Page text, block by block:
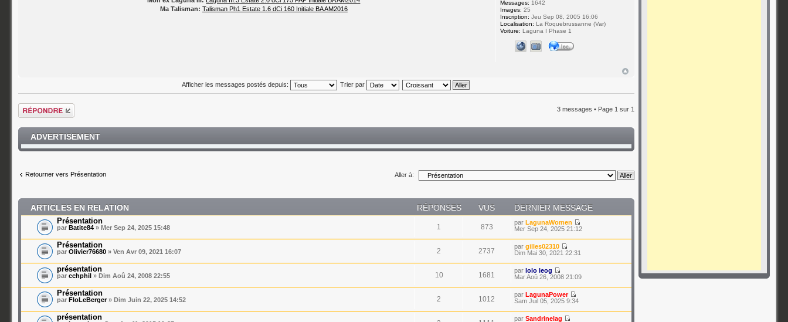
Ma Talisman: Talisman Ph1 Estate 1.6 dCi 160 Initiale BA AM2016
Messages: 1642
Images: 25
Inscription: Jeu Sep 08, 2005 16:06
Localisation: La Roquebrussanne (Var)
Voiture: Laguna I Phase 1
Afficher les messages postés depuis: Trier par
Répondre 3 messages • Page 1 sur 1
ADVERTISEMENT
Retourner vers Présentation Aller à:
ARTICLES EN RELATION RÉPONSES VUS DERNIER MESSAGE
Présentation
par Batite84 » Mer Sep 24, 2025 15:48 1 873
par LagunaWomen
Mer Sep 24, 2025 21:12
Présentation
parOlivier76680 » Ven Avr 09, 2021 16:07 2 2737
par gilles02310
Dim Mai 30, 2021 22:31
présentation
parcchphil » Dim Aoû 24, 2008 22:55 10 1681
par lolo leog
Mar Aoû 26, 2008 21:09
Présentation
par FloLeBerger» Dim Juin 22, 2025 14:52 2 1012
par LagunaPower
Sam Juil 05, 2025 9:34
présentation par Sandrinelag